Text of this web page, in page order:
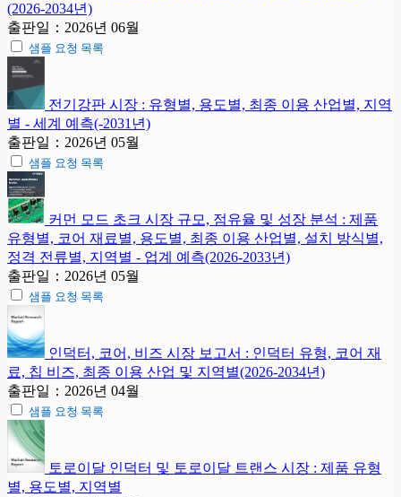
(2026-2034년)
출판일：2026년 06월
샘플 요청 목록
전기강판 시장 : 유형별, 용도별, 최종 이용 산업별, 지역
별 - 세계 예측(-2031년)
출판일：2026년 05월
샘플 요청 목록
커먼 모드 초크 시장 규모, 점유율 및 성장 분석 : 제품
유형별, 코어 재료별, 용도별, 최종 이용 산업별, 설치 방식별,
정격 전류별, 지역별 - 업계 예측(2026-2033년)
출판일：2026년 05월
샘플 요청 목록
인덕터, 코어, 비즈 시장 보고서 : 인덕터 유형, 코어 재
료, 칩 비즈, 최종 이용 산업 및 지역별(2026-2034년)
출판일：2026년 04월
샘플 요청 목록
토로이달 인덕터 및 토로이달 트랜스 시장 : 제품 유형
별, 용도별, 지역별